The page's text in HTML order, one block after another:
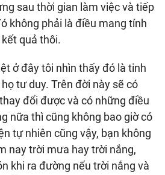
sau thời gian làm việc và tiếp
không phải là điều mang tính
quả thôi.
ở đây tôi nhìn thấy đó là tinh
tư duy. Trên đời này sẽ có
đổi được và có những điều
nữa thì cũng không bao giờ có
tự nhiên cũng vậy, bạn không
nay trời mưa hay trời nắng,
khi ra đường nếu trời nắng và